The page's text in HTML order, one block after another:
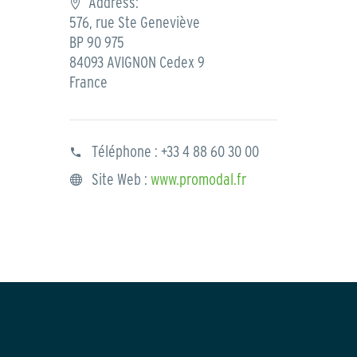
Address:
576, rue Ste Geneviève
BP 90 975
84093 AVIGNON Cedex 9
France
Téléphone : +33 4 88 60 30 00
Site Web : www.promodal.fr